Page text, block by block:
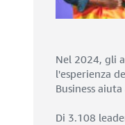
Nel 2024, gli
l'esperienza
Business
Di 3.108